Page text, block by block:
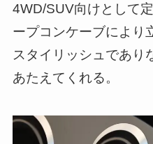
4WD/SUV向けとして
ープコンケーブにより
スタイリッシュであり
あたえてくれる。